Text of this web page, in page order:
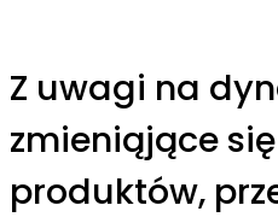
Z uwagi na
zmieniąjące
produktów,